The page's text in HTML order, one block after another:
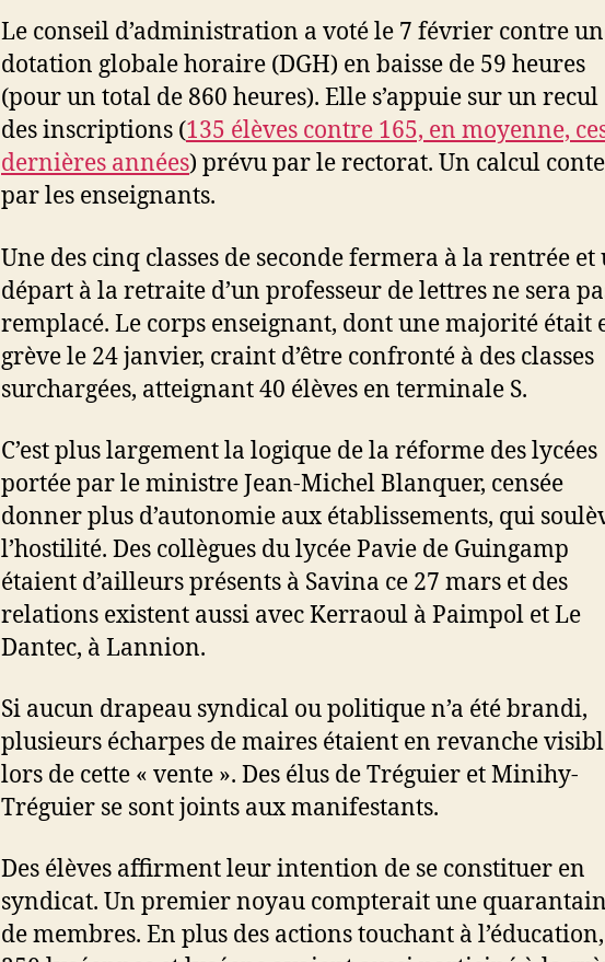
Le conseil d’administration a voté le 7 février contre
dotation globale horaire (DGH) en baisse de 59 heures
(pour un total de 860 heures). Elle s’appuie sur un recul
des inscriptions (135 élèves contre 165, en moyenne,
dernières années) prévu par le rectorat. Un calcul
par les enseignants.
Une des cinq classes de seconde fermera à la rentrée et
départ à la retraite d’un professeur de lettres ne sera
remplacé. Le corps enseignant, dont une majorité était
grève le 24 janvier, craint d’être confronté à des classes
surchargées, atteignant 40 élèves en terminale S.
C’est plus largement la logique de la réforme des lycées
portée par le ministre Jean-Michel Blanquer, censée
donner plus d’autonomie aux établissements, qui
l’hostilité. Des collègues du lycée Pavie de Guingamp
étaient d’ailleurs présents à Savina ce 27 mars et des
relations existent aussi avec Kerraoul à Paimpol et Le
Dantec, à Lannion.
Si aucun drapeau syndical ou politique n’a été brandi,
plusieurs écharpes de maires étaient en revanche
lors de cette « vente ». Des élus de Tréguier et Minihy-
Tréguier se sont joints aux manifestants.
Des élèves affirment leur intention de se constituer en
syndicat. Un premier noyau compterait une
de membres. En plus des actions touchant à l’éducation,